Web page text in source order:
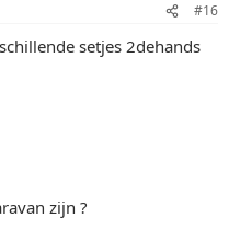
#16
setjes 2dehands
zijn ?